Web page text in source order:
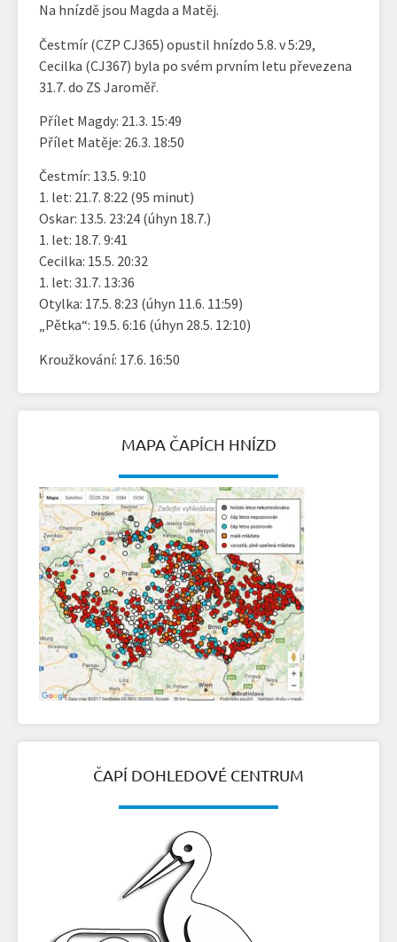
Na hnízdě jsou Magda a Matěj.
Čestmír (CZP CJ365) opustil hnízdo 5.8. v 5:29,
Cecilka (CJ367) byla po svém prvním letu převezena
31.7. do ZS Jaroměř.
Přílet Magdy: 21.3. 15:49
Přílet Matěje: 26.3. 18:50
Čestmír: 13.5. 9:10
1. let: 21.7. 8:22 (95 minut)
Oskar: 13.5. 23:24 (úhyn 18.7.)
1. let: 18.7. 9:41
Cecilka: 15.5. 20:32
1. let: 31.7. 13:36
Otylka: 17.5. 8:23 (úhyn 11.6. 11:59)
„Pětka“: 19.5. 6:16 (úhyn 28.5. 12:10)
Kroužkování: 17.6. 16:50
MAPA ČAPÍCH HNÍZD
ČAPÍ DOHLEDOVÉ CENTRUM